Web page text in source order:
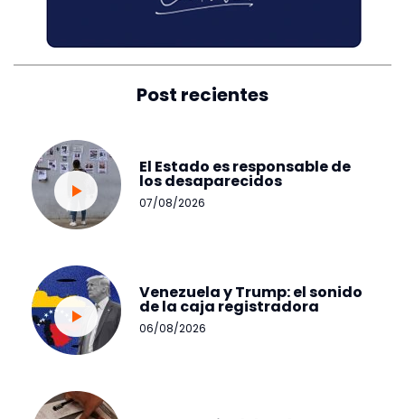
Post recientes
El Estado es responsable de
los desaparecidos
07/08/2026
Venezuela y Trump: el sonido
de la caja registradora
06/08/2026